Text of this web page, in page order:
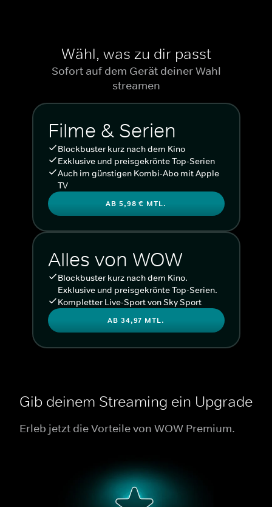
Wähl, was zu dir passt
Sofort auf dem Gerät deiner Wahl
streamen
Filme & Serien
Blockbuster kurz nach dem Kino
Exklusive und preisgekrönte Top-Serien
Auch im günstigen Kombi-Abo mit Apple
TV
AB 5,98 € MTL.
Alles von WOW
Blockbuster kurz nach dem Kino.
Exklusive und preisgekrönte Top-Serien.
Kompletter Live-Sport von Sky Sport
AB 34,97 MTL.
Gib deinem Streaming ein Upgrade
Erleb jetzt die Vorteile von WOW Premium.